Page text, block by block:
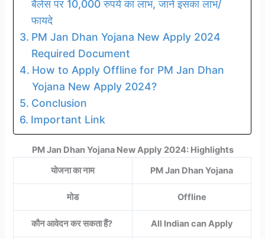
बैलेंस पर 10,000 रुपये का लाभ, जाने इसका लाभ/
फायदे
PM Jan Dhan Yojana New Apply 2024
Required Document
How to Apply Offline for PM Jan Dhan
Yojana New Apply 2024?
Conclusion
Important Link
PM Jan Dhan Yojana New Apply 2024: Highlights
योजना का नाम
PM Jan Dhan Yojana
मोड Offline
कौन आवेदन कर सकता हैं? All Indian can Apply